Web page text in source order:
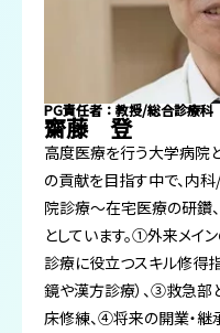
PG責任者：教授/総合診療科
齋藤 登
高度医療を行う大学病院
の貢献を目指す中で、内
院診療～在宅医療の研鑽
としています。①外来メイ
診療に役立つスキル修得
鏡や漢方診療）、③救急
床修練、④将来の開業・